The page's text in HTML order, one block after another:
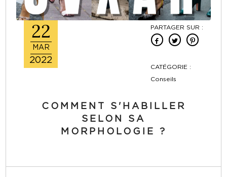
22
MAR
2022
PARTAGER SUR :
CATÉGORIE :
Conseils
COMMENT S'HABILLER
SELON SA
MORPHOLOGIE ?